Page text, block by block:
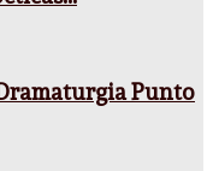
Punto